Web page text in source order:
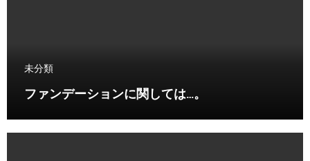
未分類
ファンデーションに関しては…。